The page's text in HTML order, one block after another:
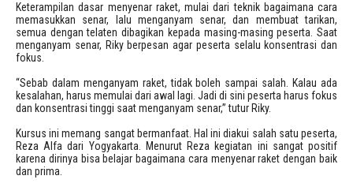
Keterampilan dasar menyenar raket, mulai dari teknik bagaimana cara
memasukkan senar, lalu menganyam senar, dan membuat tarikan,
semua dengan telaten dibagikan kepada masing-masing peserta. Saat
menganyam senar, Riky berpesan agar peserta selalu konsentrasi dan
fokus.
“Sebab dalam menganyam raket, tidak boleh sampai salah. Kalau ada
kesalahan, harus memulai dari awal lagi. Jadi di sini peserta harus fokus
dan konsentrasi tinggi saat menganyam senar,” tutur Riky.
Kursus ini memang sangat bermanfaat. Hal ini diakui salah satu peserta,
Reza Alfa dari Yogyakarta. Menurut Reza kegiatan ini sangat positif
karena dirinya bisa belajar bagaimana cara menyenar raket dengan baik
dan prima.